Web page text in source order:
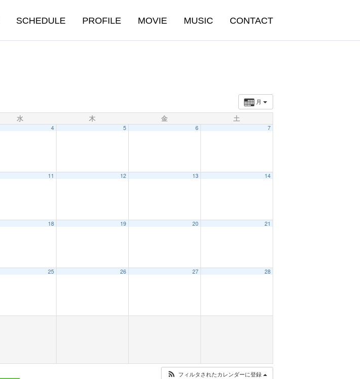
SCHEDULE PROFILE MOVIE MUSIC CONTACT
月
水 木 金 土
4 5 6 7
11 12 13 14
18 19 20 21
25 26 27 28
フィルタされたカレンダーに登録